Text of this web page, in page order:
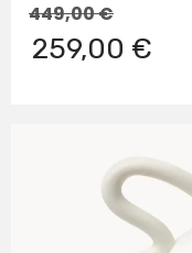
449,00€
259,00 €